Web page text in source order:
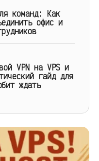
команд: Как
офис и
VPN на VPS и
гайд для
ждать